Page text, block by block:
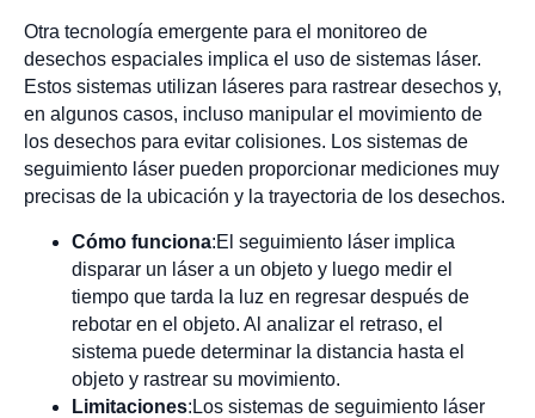
Otra tecnología emergente para el monitoreo de
desechos espaciales implica el uso de sistemas láser.
Estos sistemas utilizan láseres para rastrear desechos y,
en algunos casos, incluso manipular el movimiento de
los desechos para evitar colisiones. Los sistemas de
seguimiento láser pueden proporcionar mediciones muy
precisas de la ubicación y la trayectoria de los desechos.
Cómo funciona:El seguimiento láser implica
disparar un láser a un objeto y luego medir el
tiempo que tarda la luz en regresar después de
rebotar en el objeto. Al analizar el retraso, el
sistema puede determinar la distancia hasta el
objeto y rastrear su movimiento.
Limitaciones:Los sistemas de seguimiento láser